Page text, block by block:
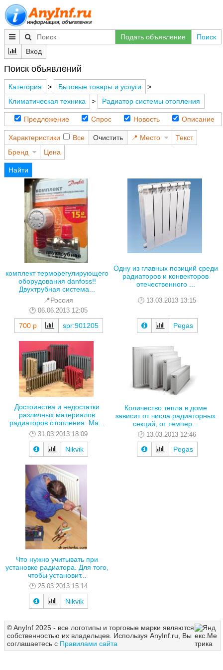
Подать объявление
Поиск
Вход
Поиск объявлений
Категория > Бытовые товары и услуги
>
Климатическая техника
> Радиатор системы отопления
Предложение Спрос Новость Описание
Характеристики Все Очистить Место
Текст
Бренд
Цена
Найти
комплект терморегулирующего
оборудования danfoss!!
Двухтрубная система...
📍Россия
06.06.2013 12:05
700 р spr:901205
Одну из главных позиций среди
радиаторов и конвекторов
отечественного ...
13.03.2013 13:15
Pegas
Достоинства и недостатки
различных материалов
радиаторов отопления. Ма...
31.03.2013 18:09
Nikvik
Количество тепла в доме
зависит от числа радиаторных
секций, от темпер...
13.03.2013 12:46
Pegas
Что нужно учитывать при
установке радиатора. Для того,
чтобы установит...
25.03.2013 15:14
Nikvik
© AnyInf 2025 - все логотипы и торговые марки являются
собственностью их владельцев. Используя AnyInf.ru, Вы
соглашаетесь с Правилами сайта